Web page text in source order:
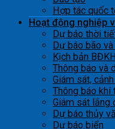
Hợp tác quốc
Hoạt động nghiệp
Dự báo thời
Dự báo bão
Kịch bản
Thông báo và
Giám sát,
Thông báo khí
Giám sát lắng
Dự báo thủy
Dự báo biển